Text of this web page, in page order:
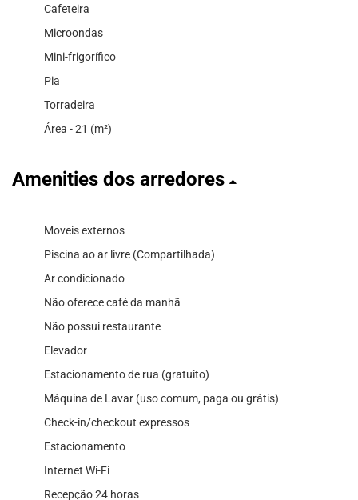
Cafeteira
Microondas
Mini-frigorífico
Pia
Torradeira
Área - 21 (m²)
Amenities dos arredores
Moveis externos
Piscina ao ar livre (Compartilhada)
Ar condicionado
Não oferece café da manhã
Não possui restaurante
Elevador
Estacionamento de rua (gratuito)
Máquina de Lavar (uso comum, paga ou grátis)
Check-in/checkout expressos
Estacionamento
Internet Wi-Fi
Recepção 24 horas